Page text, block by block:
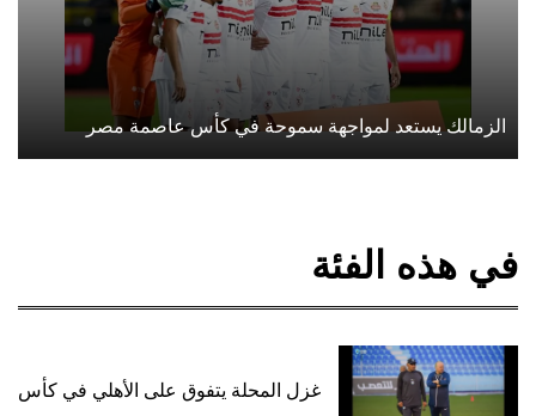
الزمالك يستعد لمواجهة سموحة في كأس عاصمة مصر
في هذه الفئة
غزل المحلة يتفوق على الأهلي في كأس